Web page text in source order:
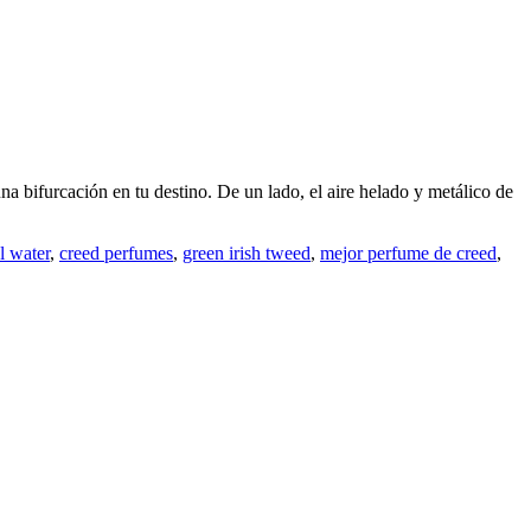
en tu destino. De un lado, el aire helado y metálico de
water, creed perfumes, green irish tweed, mejor perfume de creed,